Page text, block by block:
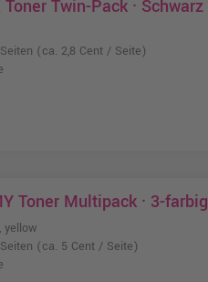
Twin-Pack · Schwarz
(ca. 2,8 Cent / Seite)
Toner Multipack · 3-farbig
yellow
(ca. 5 Cent / Seite)